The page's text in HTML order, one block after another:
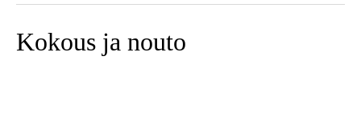
Kokous ja nouto